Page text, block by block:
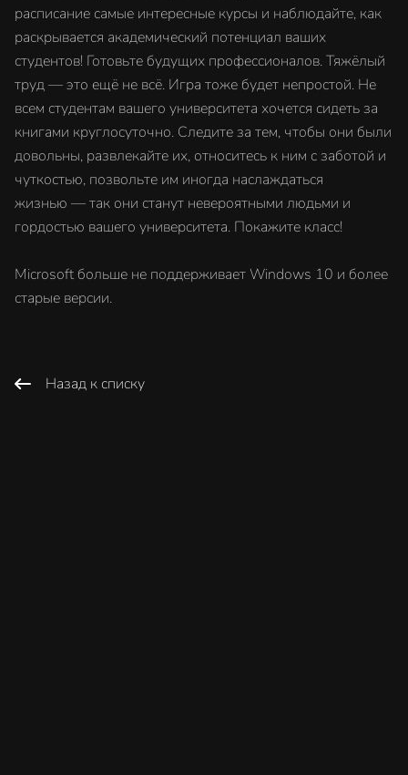
расписание самые интересные курсы и наблюдайте, как
раскрывается академический потенциал ваших
студентов! Готовьте будущих профессионалов. Тяжёлый
труд — это ещё не всё. Игра тоже будет непростой. Не
всем студентам вашего университета хочется сидеть за
книгами круглосуточно. Следите за тем, чтобы они были
довольны, развлекайте их, относитесь к ним с заботой и
чуткостью, позвольте им иногда наслаждаться
жизнью — так они станут невероятными людьми и
гордостью вашего университета. Покажите класс!
Microsoft больше не поддерживает Windows 10 и более
старые версии.
Назад к списку